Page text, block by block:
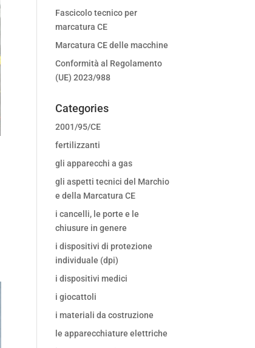
Fascicolo tecnico per
marcatura CE
Marcatura CE delle macchine
Conformità al Regolamento
(UE) 2023/988
Categories
2001/95/CE
fertilizzanti
gli apparecchi a gas
gli aspetti tecnici del Marchio
e della Marcatura CE
i cancelli, le porte e le
chiusure in genere
i dispositivi di protezione
individuale (dpi)
i dispositivi medici
i giocattoli
i materiali da costruzione
le apparecchiature elettriche